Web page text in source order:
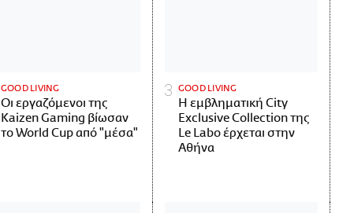
GOOD LIVING
Οι εργαζόμενοι της
Kaizen Gaming βίωσαν
το World Cup από "μέσα"
GOOD LIVING
Η εμβληματική City
Exclusive Collection της
Le Labo έρχεται στην
Αθήνα